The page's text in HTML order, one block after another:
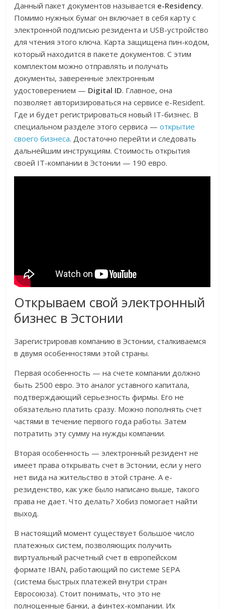
Данный пакет документов называется e-Residency.
Помимо нужных бумаг он включает в себя карту с
электронной подписью резидента и USB-устройство
для чтения этого ключа. Карта защищена пин-кодом,
который находится в пакете документов. С этим
комплектом можно отправлять и получать
документы, заверенные электронным
удостоверением — Digital ID. Главное, она
позволяет авторизироваться на сервисе e-Resident.
Где и будет регистрироваться новый IT-бизнес. В
специальном разделе этого сервиса —открытие
своего бизнеса. Достаточно перейти и следовать
дальнейшим инструкциям. Стоимость открытия
своей IT-компании в Эстонии — 190 евро.
Открываем свой электронный
бизнес в Эстонии
Зарегистрировав компанию в Эстонии, сталкиваемся
в двумя особенностями этой страны.
Первая особенность — на счете компании должно
быть 2500 евро. Это аналог уставного капитала,
подтверждающий серьезность фирмы. Его не
обязательно платить сразу. Можно пополнять счет
частями в течение первого года работы. Затем
потратить эту сумму на нужды компании.
Вторая особенность — электронный резидент не
имеет права открывать счет в Эстонии, если у него
нет вида на жительство в этой стране. А е-
резиденство, как уже было написано выше, такого
права не дает. Что делать? Хобиз помогает найти
выход.
В настоящий момент существует большое число
платежных систем, позволяющих получить
виртуальный расчетный счет в европейском
формате IBAN, работающий по системе SEPA
(система быстрых платежей внутри стран
Евросоюза). Стоит понимать, что это не
полноценные банки, а финтех-компании. Их